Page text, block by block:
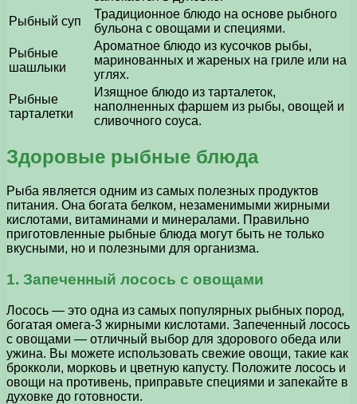
Рыбный суп
Традиционное блюдо на основе рыбного
бульона с овощами и специями.
Рыбные
шашлыки
Ароматное блюдо из кусочков рыбы,
маринованных и жареных на гриле или на
углях.
Рыбные
тарталетки
Изящное блюдо из тарталеток,
наполненных фаршем из рыбы, овощей и
сливочного соуса.
Здоровые рыбные блюда
Рыба является одним из самых полезных продуктов
питания. Она богата белком, незаменимыми жирными
кислотами, витаминами и минералами. Правильно
приготовленные рыбные блюда могут быть не только
вкусными, но и полезными для организма.
1. Запеченный лосось с овощами
Лосось — это одна из самых популярных рыбных пород,
богатая омега-3 жирными кислотами. Запеченный лосось
с овощами — отличный выбор для здорового обеда или
ужина. Вы можете использовать свежие овощи, такие как
брокколи, морковь и цветную капусту. Положите лосось и
овощи на противень, приправьте специями и запекайте в
духовке до готовности.